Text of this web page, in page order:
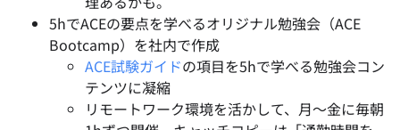
5hでACEの要点を学べるオリジナル勉強会（ACE
Bootcamp）を社内で作成
ACE試験ガイドの項目を5hで学べる勉強会コン
テンツに凝縮
リモートワーク環境を活かして、月〜金に毎朝